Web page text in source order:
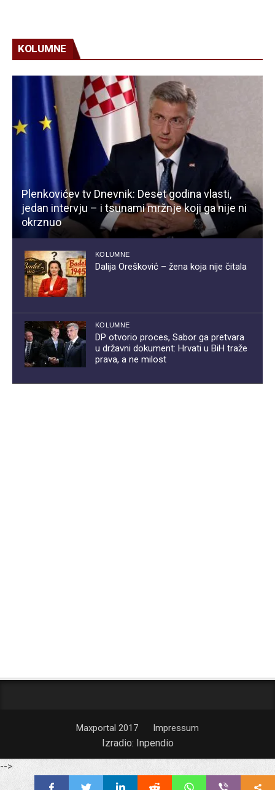
KOLUMNE
Plenkovićev tv Dnevnik: Deset godina vlasti,
jedan intervju – i tsunami mržnje koji ga nije ni
okrznuo
KOLUMNE
Dalija Orešković – žena koja nije čitala
KOLUMNE
DP otvorio proces, Sabor ga pretvara
u državni dokument: Hrvati u BiH traže
prava, a ne milost
Maxportal 2017 Impressum
Izradio: Inpendio
-->